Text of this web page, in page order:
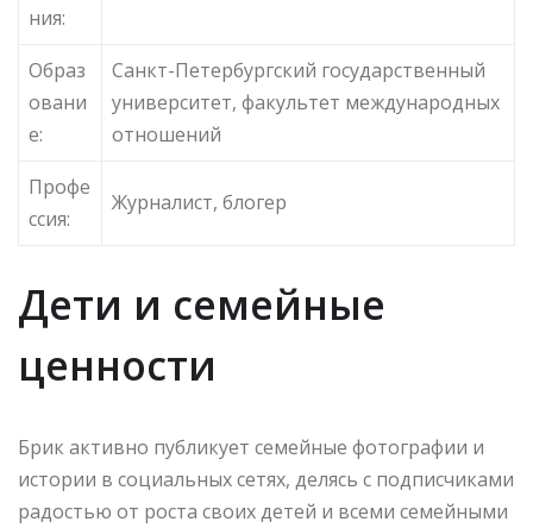
ния:
Образ
овани
е:
Санкт-Петербургский государственный
университет, факультет международных
отношений
Профе
ссия:
Журналист, блогер
Дети и семейные
ценности
Брик активно публикует семейные фотографии и
истории в социальных сетях, делясь с подписчиками
радостью от роста своих детей и всеми семейными